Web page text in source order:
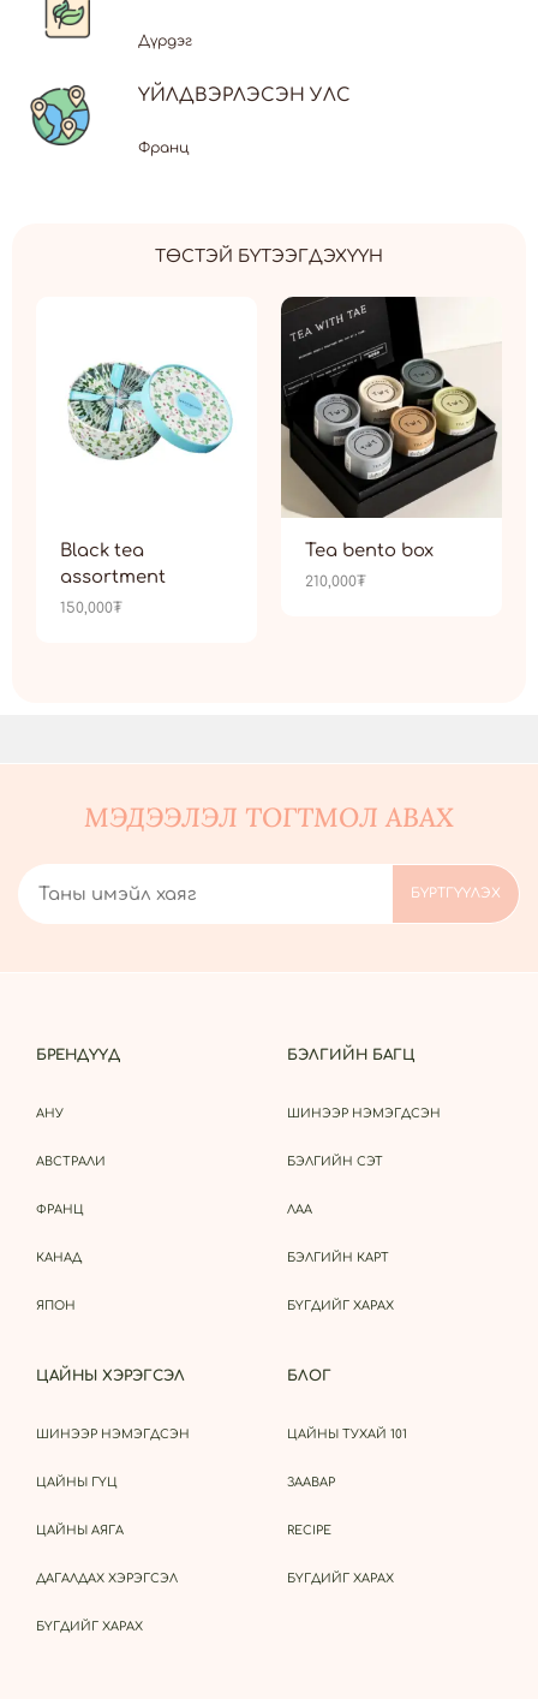
Дүрдэг
ҮЙЛДВЭРЛЭСЭН УЛС
Франц
ТӨСТЭЙ БҮТЭЭГДЭХҮҮН
Black tea
assortment
150,000₮
Tea bento box
210,000₮
МЭДЭЭЛЭЛ ТОГТМОЛ АВАХ
БРЕНДҮҮД
АНУ
АВСТРАЛИ
ФРАНЦ
КАНАД
ЯПОН
БЭЛГИЙН БАГЦ
ШИНЭЭР НЭМЭГДСЭН
БЭЛГИЙН СЭТ
ЛАА
БЭЛГИЙН КАРТ
БҮГДИЙГ ХАРАХ
ЦАЙНЫ ХЭРЭГСЭЛ
ШИНЭЭР НЭМЭГДСЭН
ЦАЙНЫ ГҮЦ
ЦАЙНЫ АЯГА
ДАГАЛДАХ ХЭРЭГСЭЛ
БҮГДИЙГ ХАРАХ
БЛОГ
ЦАЙНЫ ТУХАЙ 101
ЗААВАР
RECIPE
БҮГДИЙГ ХАРАХ